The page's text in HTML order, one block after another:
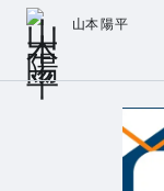
山本 陽平